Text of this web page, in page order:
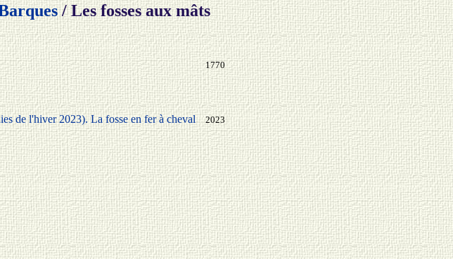
/ Les fosses aux mâts
1770
de l'hiver 2023). La fosse en fer à cheval 2023